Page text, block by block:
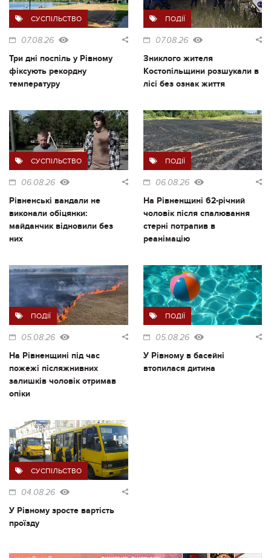
СУСПІЛЬСТВО
07.08.26
Три дні поспіль у Рівному
фіксують рекордну
температуру
ПОДІЇ
07.08.26
Зниклого жителя
Костопільщини розшукали в
лісі без ознак життя
СУСПІЛЬСТВО
06.08.26
Рівненські вандали не
виконали обіцянки:
майданчик відновили без
них
ПОДІЇ
06.08.26
На Рівненщині 62-річний
чоловік після спалювання
стерні потрапив в
реанімацію
ПОДІЇ
05.08.26
На Рівненщині під час
пожежі післяжнивних
залишків чоловік отримав
опіки
ПОДІЇ
05.08.26
У Рівному в басейні
втопилася дитина
СУСПІЛЬСТВО
04.08.26
У Рівному зросте вартість
проїзду